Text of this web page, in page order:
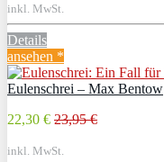
inkl. MwSt.
Details
ansehen *
Eulenschrei – Max Bentow
22,30 € 23,95 €
inkl. MwSt.